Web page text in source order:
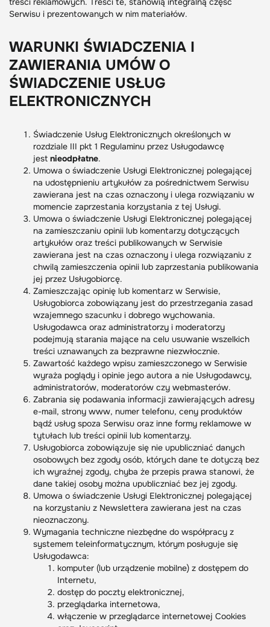
Serwisu i prezentowanych w nim materiałów.
WARUNKI ŚWIADCZENIA I
ZAWIERANIA UMÓW O
ŚWIADCZENIE USŁUG
ELEKTRONICZNYCH
Świadczenie Usług Elektronicznych określonych w
rozdziale III pkt 1 Regulaminu przez Usługodawcę
jest nieodpłatne.
Umowa o świadczenie Usługi Elektronicznej polegającej
na udostępnieniu artykułów za pośrednictwem Serwisu
zawierana jest na czas oznaczony i ulega rozwiązaniu w
momencie zaprzestania korzystania z tej Usługi.
Umowa o świadczenie Usługi Elektronicznej polegającej
na zamieszczaniu opinii lub komentarzy dotyczących
artykułów oraz treści publikowanych w Serwisie
zawierana jest na czas oznaczony i ulega rozwiązaniu z
chwilą zamieszczenia opinii lub zaprzestania publikowania
jej przez Usługobiorcę.
Zamieszczając opinię lub komentarz w Serwisie,
Usługobiorca zobowiązany jest do przestrzegania zasad
wzajemnego szacunku i dobrego wychowania.
Usługodawca oraz administratorzy i moderatorzy
podejmują starania mające na celu usuwanie wszelkich
treści uznawanych za bezprawne niezwłocznie.
Zawartość każdego wpisu zamieszczonego w Serwisie
wyraża poglądy i opinie jego autora a nie Usługodawcy,
administratorów, moderatorów czy webmasterów.
Zabrania się podawania informacji zawierających adresy
e-mail, strony www, numer telefonu, ceny produktów
bądź usług spoza Serwisu oraz inne formy reklamowe w
tytułach lub treści opinii lub komentarzy.
Usługobiorca zobowiązuje się nie upubliczniać danych
osobowych bez zgody osób, których dane te dotyczą bez
ich wyraźnej zgody, chyba że przepis prawa stanowi, że
dane takiej osoby można upubliczniać bez jej zgody.
Umowa o świadczenie Usługi Elektronicznej polegającej
na korzystaniu z Newslettera zawierana jest na czas
nieoznaczony.
Wymagania techniczne niezbędne do współpracy z
systemem teleinformatycznym, którym posługuje się
Usługodawca:
komputer (lub urządzenie mobilne) z dostępem do
Internetu,
dostęp do poczty elektronicznej,
przeglądarka internetowa,
włączenie w przeglądarce internetowej Cookies